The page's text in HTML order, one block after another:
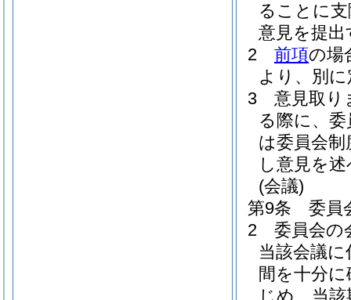
ることに
意見を提
2
前項の場
より、別
3
意見取り
る際に、
は委員会
し意見を
(会議)
第9条
委員
2
委員会の
当該会議に
間を十分
じめ、当